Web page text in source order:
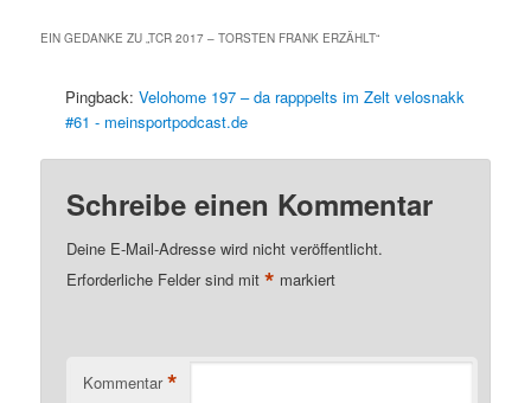
EIN GEDANKE ZU „TCR 2017 – TORSTEN FRANK ERZÄHLT“
Pingback:Velohome 197 – da rapppelts im Zelt velosnakk
#61 - meinsportpodcast.de
Schreibe einen Kommentar
Deine E-Mail-Adresse wird nicht veröffentlicht.
Erforderliche Felder sind mit* markiert
Kommentar *